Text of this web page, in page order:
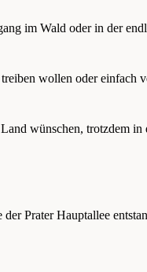
im Wald oder in der
wollen oder einfach
wünschen, trotzdem in
der Prater Hauptallee